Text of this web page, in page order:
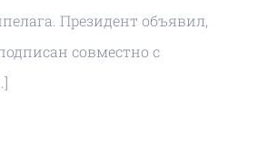
Президент объявил,
совместно с